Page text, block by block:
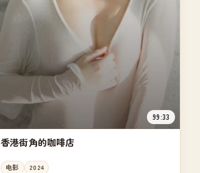
99:33
香港街角的咖啡店
电影 2024